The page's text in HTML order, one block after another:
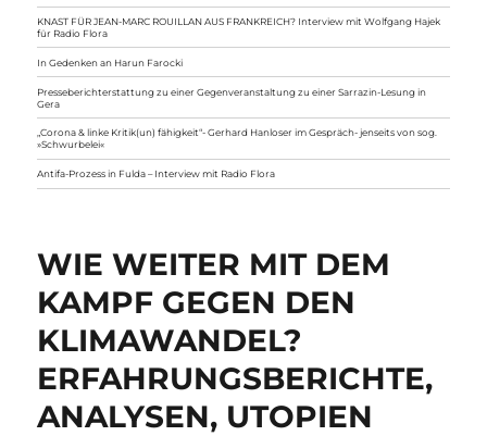
KNAST FÜR JEAN-MARC ROUILLAN AUS FRANKREICH? Interview mit Wolfgang Hajek
für Radio Flora
In Gedenken an Harun Farocki
Presseberichterstattung zu einer Gegenveranstaltung zu einer Sarrazin-Lesung in
Gera
„Corona & linke Kritik(un) fähigkeit“- Gerhard Hanloser im Gespräch- jenseits von sog.
»Schwurbelei«
Antifa-Prozess in Fulda – Interview mit Radio Flora
WIE WEITER MIT DEM
KAMPF GEGEN DEN
KLIMAWANDEL?
ERFAHRUNGSBERICHTE,
ANALYSEN, UTOPIEN